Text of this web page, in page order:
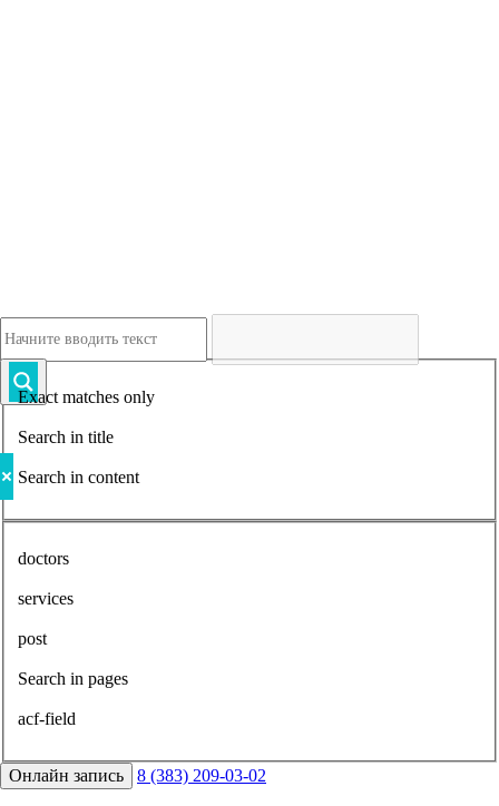
Exact matches only
Search in title
Search in content
doctors
services
post
Search in pages
acf-field
Онлайн запись 8 (383) 209-03-02